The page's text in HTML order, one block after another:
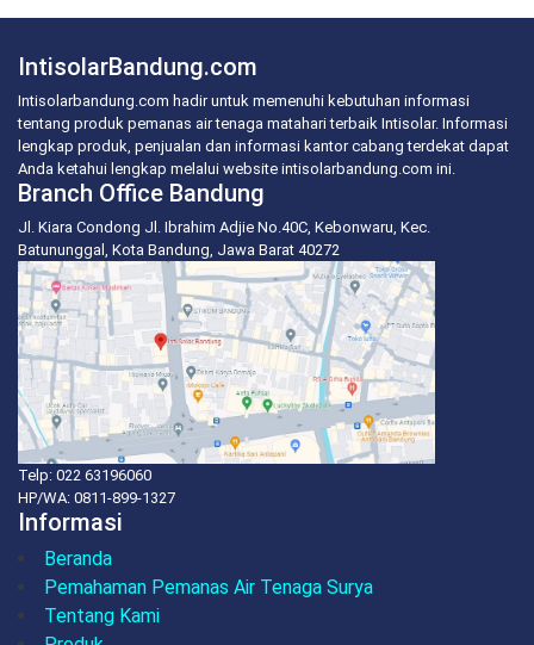
IntisolarBandung.com
Intisolarbandung.com hadir untuk memenuhi kebutuhan informasi
tentang produk pemanas air tenaga matahari terbaik Intisolar. Informasi
lengkap produk, penjualan dan informasi kantor cabang terdekat dapat
Anda ketahui lengkap melalui website intisolarbandung.com ini.
Branch Office Bandung
Jl. Kiara Condong Jl. Ibrahim Adjie No.40C, Kebonwaru, Kec.
Batununggal, Kota Bandung, Jawa Barat 40272
Telp: 022 63196060
HP/WA: 0811-899-1327
Informasi
Beranda
Pemahaman Pemanas Air Tenaga Surya
Tentang Kami